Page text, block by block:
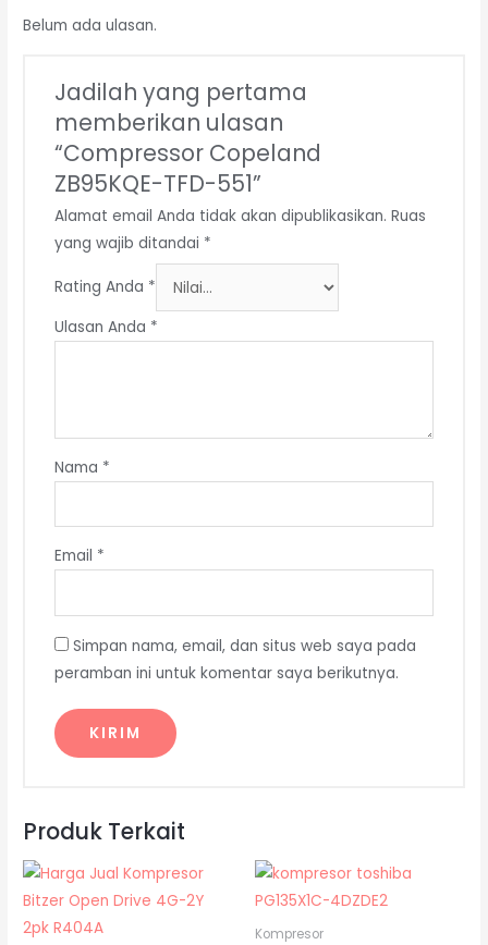
Belum ada ulasan.
Jadilah yang pertama
memberikan ulasan
“Compressor Copeland
ZB95KQE-TFD-551”
Alamat email Anda tidak akan dipublikasikan. Ruas
yang wajib ditandai *
Rating Anda *
Ulasan Anda *
Nama *
Email *
Simpan nama, email, dan situs web saya pada
peramban ini untuk komentar saya berikutnya.
Produk Terkait
Kompresor